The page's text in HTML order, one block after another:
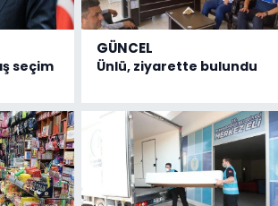
seçim
GÜNCEL
Ünlü, ziyarette bulundu